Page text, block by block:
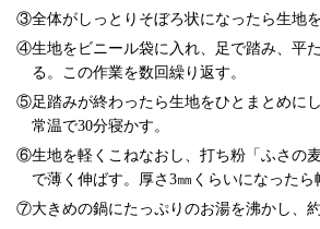
③全体がしっとりそぼろ状になったら生地
④生地をビニール袋に入れ、足で踏み、平
る。この作業を数回繰り返す。
⑤足踏みが終わったら生地をひとまとめに
常温で30分寝かす。
⑥生地を軽くこねなおし、打ち粉「ふさの
で薄く伸ばす。厚さ3㎜くらいになったら
⑦大きめの鍋にたっぷりのお湯を沸かし、約